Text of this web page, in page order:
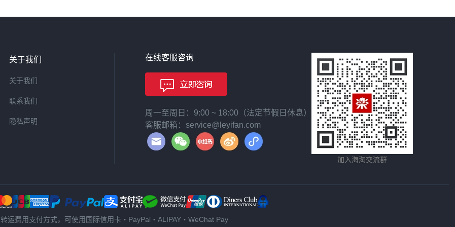
关于我们
关于我们
联系我们
隐私声明
在线客服咨询
周一至周日：9:00 ~ 18:00（法定节假日休息）
客服邮箱：service@leyifan.com
加入海淘交流群
转运费用支付方式，可使用国际信用卡・PayPal・ALIPAY・WeChat Pay